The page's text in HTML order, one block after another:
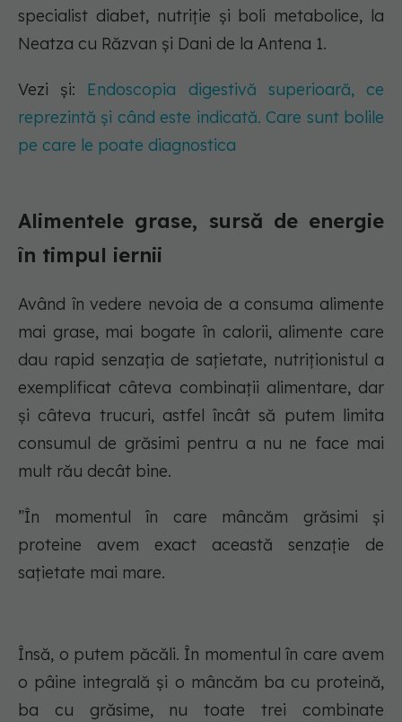
specialist diabet, nutriție și boli metabolice, la
Neatza cu Răzvan și Dani de la Antena 1.
Vezi și: Endoscopia digestivă superioară, ce
reprezintă și când este indicată. Care sunt bolile
pe care le poate diagnostica
Alimentele grase, sursă de energie
în timpul iernii
Având în vedere nevoia de a consuma alimente
mai grase, mai bogate în calorii, alimente care
dau rapid senzația de sațietate, nutriționistul a
exemplificat câteva combinații alimentare, dar
și câteva trucuri, astfel încât să putem limita
consumul de grăsimi pentru a nu ne face mai
mult rău decât bine.
”În momentul în care mâncăm grăsimi și
proteine avem exact această senzație de
sațietate mai mare.
Însă, o putem păcăli. În momentul în care avem
o pâine integrală și o mâncăm ba cu proteină,
ba cu grăsime, nu toate trei combinate